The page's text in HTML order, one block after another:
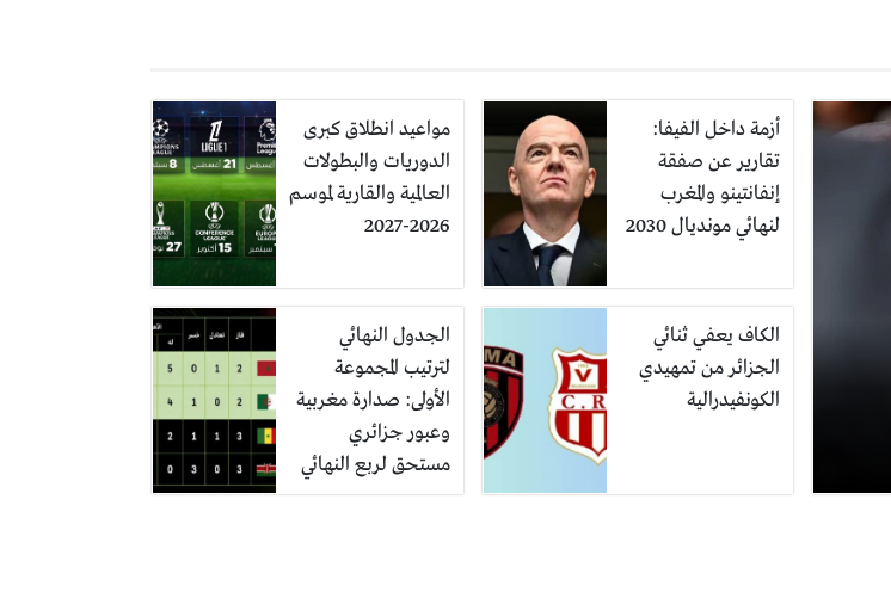
أزمة داخل الفيفا:
تقارير عن صفقة
إنفانتينو والمغرب
لنهائي مونديال 2030
مواعيد انطلاق كبرى
الدوريات والبطولات
العالمية والقارية لموسم
2026-2027
الكاف يعفي ثنائي
الجزائر من تمهيدي
الكونفيدرالية
الجدول النهائي
لترتيب المجموعة
الأولى: صدارة مغربية
وعبور جزائري
مستحق لربع النهائي